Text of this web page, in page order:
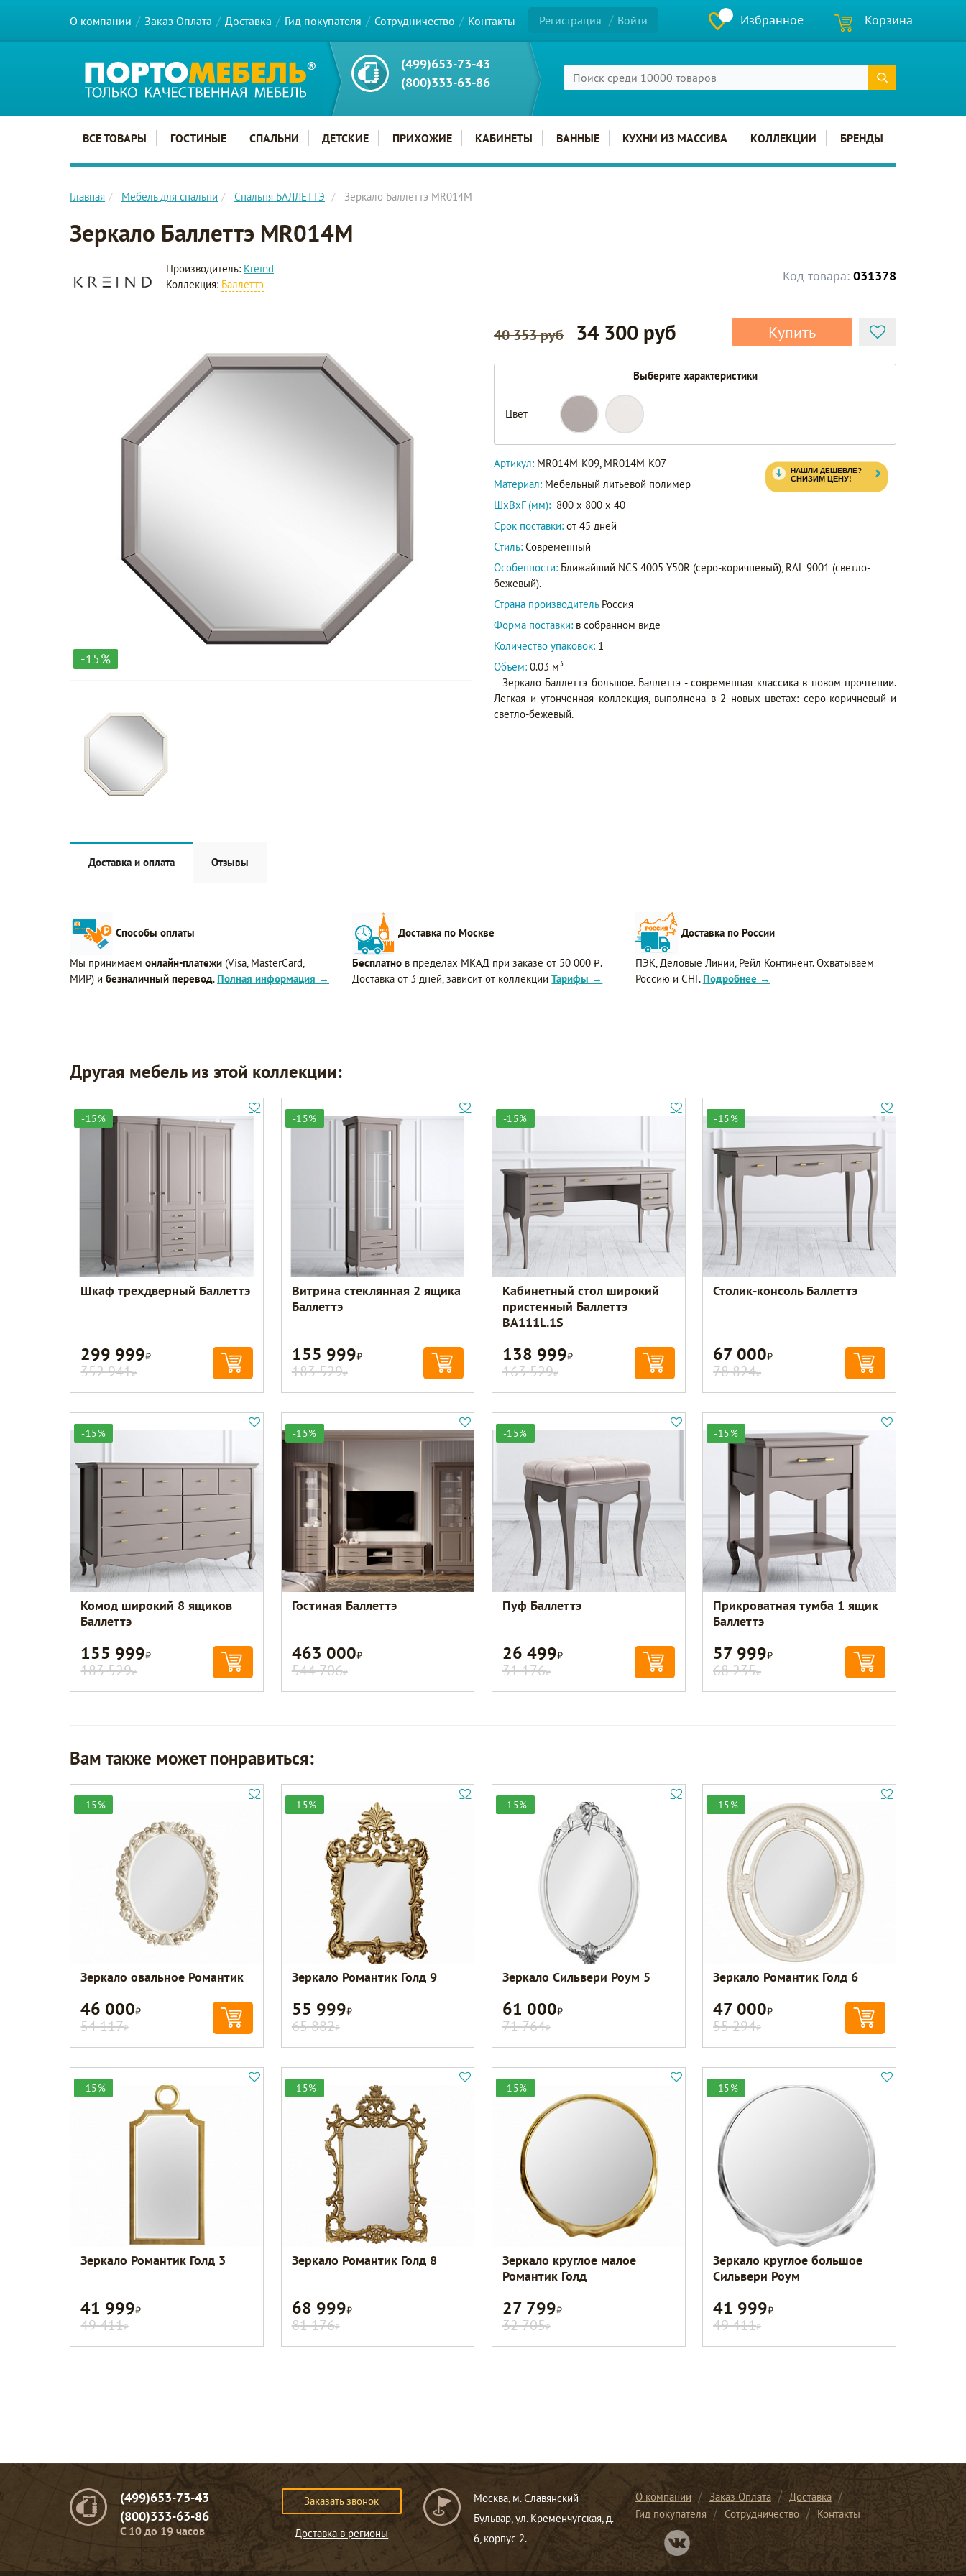
О компании Заказ Оплата Доставка Гид покупателя Сотрудничество Контакты Регистрация Войти Избранное Корзина
(499)653-73-43
(800)333-63-86
Главное меню сайта
ВСЕ ТОВАРЫ ГОСТИНЫЕ СПАЛЬНИ ДЕТСКИЕ ПРИХОЖИЕ КАБИНЕТЫ ВАННЫЕ КУХНИ ИЗ МАССИВА КОЛЛЕКЦИИ БРЕНДЫ
Главная Мебель для спальни Спальня БАЛЛЕТТЭ Зеркало Баллеттэ MR014M
Зеркало Баллеттэ MR014M
Код товара: 031378
Производитель: Kreind
Коллекция: Баллеттэ
-15%
40 353 руб 34 300 руб Купить
Выберите характеристики
Цвет
MR014M-
K09
MR014M-
K07
Артикул: MR014M-K09, MR014M-K07
Материал: Мебельный литьевой полимер
ШxВxГ (мм): 800 x 800 x 40
Срок поставки: от 45 дней
Стиль: Современный
Особенности: Ближайший NCS 4005 Y50R (серо-коричневый), RAL 9001 (светло-
бежевый).
Страна производитель Россия
Форма поставки: в собранном виде
Количество упаковок: 1
Объем: 0.03 м3
Зеркало Баллеттэ большое. Баллеттэ - современная классика в новом прочтении.
Легкая и утонченная коллекция, выполнена в 2 новых цветах: серо-коричневый и
светло-бежевый.
Доставка и оплата Отзывы
Способы оплаты
Мы принимаем онлайн-платежи (Visa, MasterCard,
МИР) и безналичный перевод. Полная информация →
Доставка по Москве
Бесплатно в пределах МКАД при заказе от 50 000 ₽.
Доставка от 3 дней, зависит от коллекцииТарифы →
Доставка по России
ПЭК, Деловые Линии, Рейл Континент. Охватываем
Россию и СНГ. Подробнее →
Другая мебель из этой коллекции:
-15%
Шкаф трехдверный Баллеттэ
299 999Р
352 941Р
-15%
Витрина стеклянная 2 ящика
Баллеттэ
155 999Р
183 529Р
-15%
Кабинетный стол широкий
пристенный Баллеттэ
BA111L.1S
138 999Р
163 529Р
-15%
Столик-консоль Баллеттэ
67 000Р
78 824Р
-15%
Комод широкий 8 ящиков
Баллеттэ
155 999Р
183 529Р
-15%
Гостиная Баллеттэ
463 000Р
544 706Р
-15%
Пуф Баллеттэ
26 499Р
31 176Р
-15%
Прикроватная тумба 1 ящик
Баллеттэ
57 999Р
68 235Р
Вам также может понравиться:
-15%
Зеркало овальное Романтик
46 000Р
54 117Р
-15%
Зеркало Романтик Голд 9
55 999Р
65 882Р
-15%
Зеркало Сильвери Роум 5
61 000Р
71 764Р
-15%
Зеркало Романтик Голд 6
47 000Р
55 294Р
-15%
Зеркало Романтик Голд 3
41 999Р
49 411Р
-15%
Зеркало Романтик Голд 8
68 999Р
81 176Р
-15%
Зеркало круглое малое
Романтик Голд
27 799Р
32 705Р
-15%
Зеркало круглое большое
Сильвери Роум
41 999Р
49 411Р
(499)653-73-43
(800)333-63-86
C 10 до 19 часов
Заказать звонок
Доставка в регионы
Москва, м. Славянский
Бульвар, ул. Кременчугская, д.
6, корпус 2.
О компании Заказ Оплата
Доставка
Гид покупателя
Сотрудничество
Контакты
Перейти в нашу группу Вконтакте